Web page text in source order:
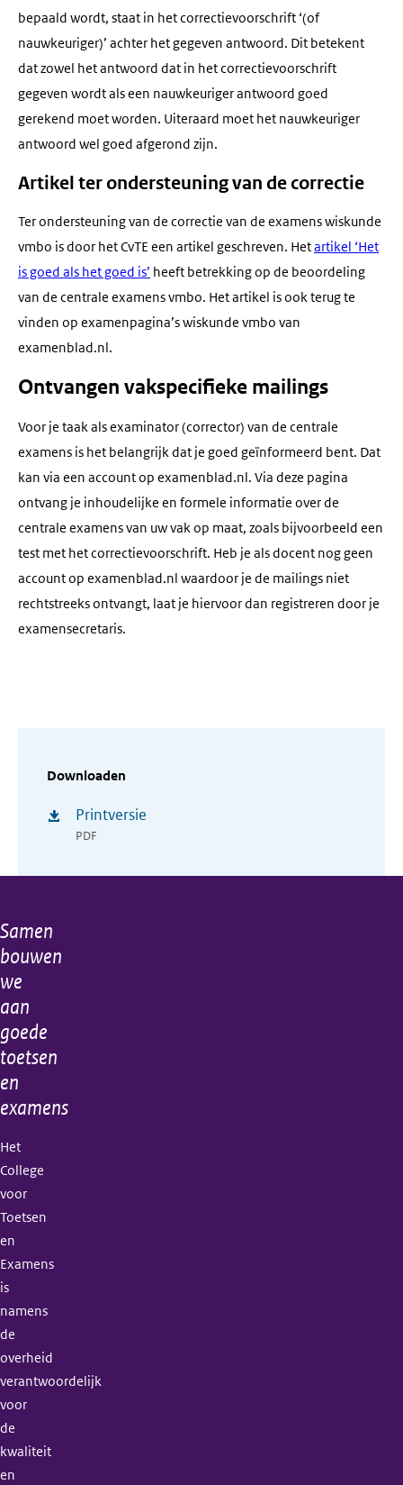
Downloaden
Printversie
PDF
bepaald wordt, staat in het correctievoorschrift ‘(of
nauwkeuriger)’ achter het gegeven antwoord. Dit betekent
dat zowel het antwoord dat in het correctievoorschrift
gegeven wordt als een nauwkeuriger antwoord goed
gerekend moet worden. Uiteraard moet het nauwkeuriger
antwoord wel goed afgerond zijn.
Artikel ter ondersteuning van de correctie
Ter ondersteuning van de correctie van de examens wiskunde
vmbo is door het CvTE een artikel geschreven. Hetartikel ‘Het
is goed als het goed is’ heeft betrekking op de beoordeling
van de centrale examens vmbo. Het artikel is ook terug te
vinden op examenpagina’s wiskunde vmbo van
examenblad.nl.
Ontvangen vakspecifieke mailings
Voor je taak als examinator (corrector) van de centrale
examens is het belangrijk dat je goed geïnformeerd bent. Dat
kan via een account op examenblad.nl. Via deze pagina
ontvang je inhoudelijke en formele informatie over de
centrale examens van uw vak op maat, zoals bijvoorbeeld een
test met het correctievoorschrift. Heb je als docent nog geen
account op examenblad.nl waardoor je de mailings niet
rechtstreeks ontvangt, laat je hiervoor dan registreren door je
examensecretaris.
Algemene
informatie
Samen
bouwen
we
aan
goede
toetsen
en
examens
Het
College
voor
Toetsen
en
Examens
is
namens
de
overheid
verantwoordelijk
voor
de
kwaliteit
en